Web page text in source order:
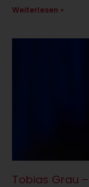
Weiterlesen »
Tobias Grau